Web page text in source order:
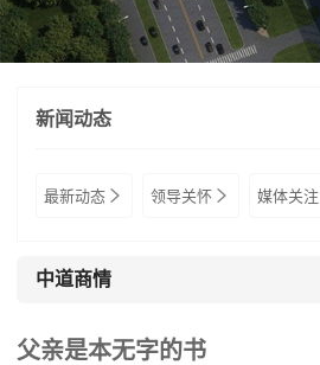
新闻动态
最新动态  领导关怀  媒体关注
中道商情
父亲是本无字的书